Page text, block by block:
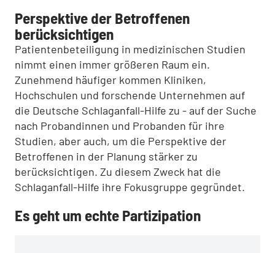
Perspektive der Betroffenen
berücksichtigen
Patientenbeteiligung in medizinischen Studien
nimmt einen immer größeren Raum ein.
Zunehmend häufiger kommen Kliniken,
Hochschulen und forschende Unternehmen auf
die Deutsche Schlaganfall-Hilfe zu - auf der Suche
nach Probandinnen und Probanden für ihre
Studien, aber auch, um die Perspektive der
Betroffenen in der Planung stärker zu
berücksichtigen. Zu diesem Zweck hat die
Schlaganfall-Hilfe ihre Fokusgruppe gegründet.
Es geht um echte Partizipation